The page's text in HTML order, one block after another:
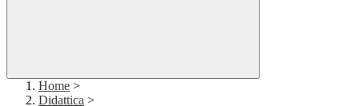
Home >
Didattica >